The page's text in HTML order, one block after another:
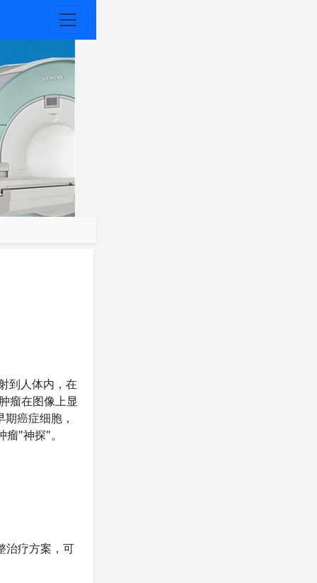
到人体内，在
瘤在图像上显
癌症细胞，
"神探"。
疗方案，可